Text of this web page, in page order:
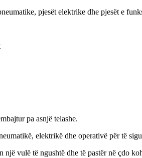
pjesët elektrike dhe pjesët e
pa asnjë telashe.
elektrikë dhe operativë për të
vulë të ngushtë dhe të pastër në çdo